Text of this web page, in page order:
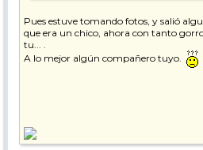
Pues estuve tomando fotos, y salió
que era un chico, ahora con tanto
tu... .
A lo mejor algún compañero tuyo.